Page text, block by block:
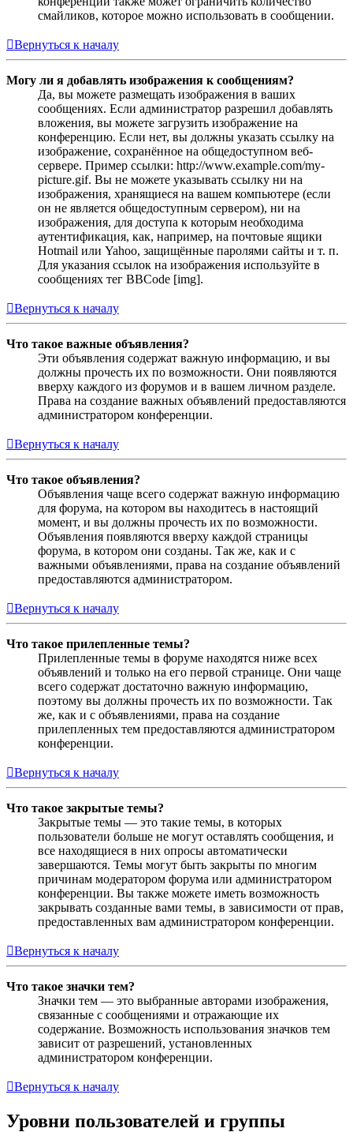
смайликов, которое можно использовать в сообщении.
Вернуться к началу
Могу ли я добавлять изображения к сообщениям?
Да, вы можете размещать изображения в ваших
сообщениях. Если администратор разрешил добавлять
вложения, вы можете загрузить изображение на
конференцию. Если нет, вы должны указать ссылку на
изображение, сохранённое на общедоступном веб-
сервере. Пример ссылки: http://www.example.com/my-
picture.gif. Вы не можете указывать ссылку ни на
изображения, хранящиеся на вашем компьютере (если
он не является общедоступным сервером), ни на
изображения, для доступа к которым необходима
аутентификация, как, например, на почтовые ящики
Hotmail или Yahoo, защищённые паролями сайты и т. п.
Для указания ссылок на изображения используйте в
сообщениях тег BBCode [img].
Вернуться к началу
Что такое важные объявления?
Эти объявления содержат важную информацию, и вы
должны прочесть их по возможности. Они появляются
вверху каждого из форумов и в вашем личном разделе.
Права на создание важных объявлений предоставляются
администратором конференции.
Вернуться к началу
Что такое объявления?
Объявления чаще всего содержат важную информацию
для форума, на котором вы находитесь в настоящий
момент, и вы должны прочесть их по возможности.
Объявления появляются вверху каждой страницы
форума, в котором они созданы. Так же, как и с
важными объявлениями, права на создание объявлений
предоставляются администратором.
Вернуться к началу
Что такое прилепленные темы?
Прилепленные темы в форуме находятся ниже всех
объявлений и только на его первой странице. Они чаще
всего содержат достаточно важную информацию,
поэтому вы должны прочесть их по возможности. Так
же, как и с объявлениями, права на создание
прилепленных тем предоставляются администратором
конференции.
Вернуться к началу
Что такое закрытые темы?
Закрытые темы — это такие темы, в которых
пользователи больше не могут оставлять сообщения, и
все находящиеся в них опросы автоматически
завершаются. Темы могут быть закрыты по многим
причинам модератором форума или администратором
конференции. Вы также можете иметь возможность
закрывать созданные вами темы, в зависимости от прав,
предоставленных вам администратором конференции.
Вернуться к началу
Что такое значки тем?
Значки тем — это выбранные авторами изображения,
связанные с сообщениями и отражающие их
содержание. Возможность использования значков тем
зависит от разрешений, установленных
администратором конференции.
Вернуться к началу
Уровни пользователей и группы